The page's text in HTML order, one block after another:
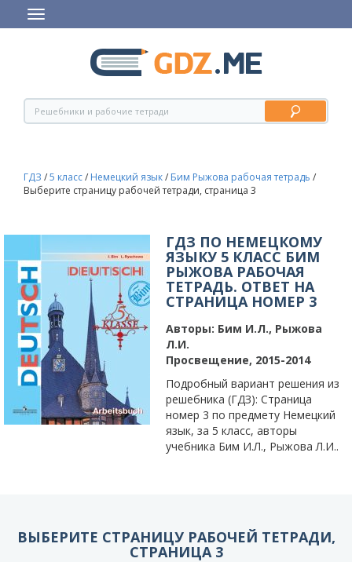
ГДЗ /5 класс/ Немецкий язык/ Бим Рыжова рабочая тетрадь /
Выберите страницу рабочей тетради, страница 3
ГДЗ ПО НЕМЕЦКОМУ
ЯЗЫКУ 5 КЛАСС БИМ
РЫЖОВА РАБОЧАЯ
ТЕТРАДЬ. ОТВЕТ НА
СТРАНИЦА НОМЕР 3
Авторы: Бим И.Л., Рыжова
Л.И.
Просвещение, 2015-2014
Подробный вариант решения из
решебника (ГДЗ): Страница
номер 3 по предмету Немецкий
язык, за 5 класс, авторы
учебника Бим И.Л., Рыжова Л.И..
ВЫБЕРИТЕ СТРАНИЦУ РАБОЧЕЙ ТЕТРАДИ,
СТРАНИЦА 3